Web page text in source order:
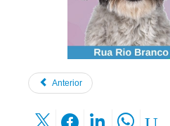
Anterior